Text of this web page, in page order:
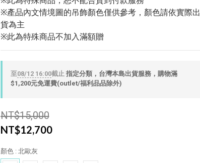
※產品內文情境圖的吊飾顏色僅供參考，顏色請依實際出
貨為主
※此為特殊商品不加入滿額贈
至08/12 16:00截止 指定分類，台灣本島出貨服務，購物滿
$1,200元免運費(outlet/福利品品除外)
NT$15,000
NT$12,700
顏色 : 北歐灰